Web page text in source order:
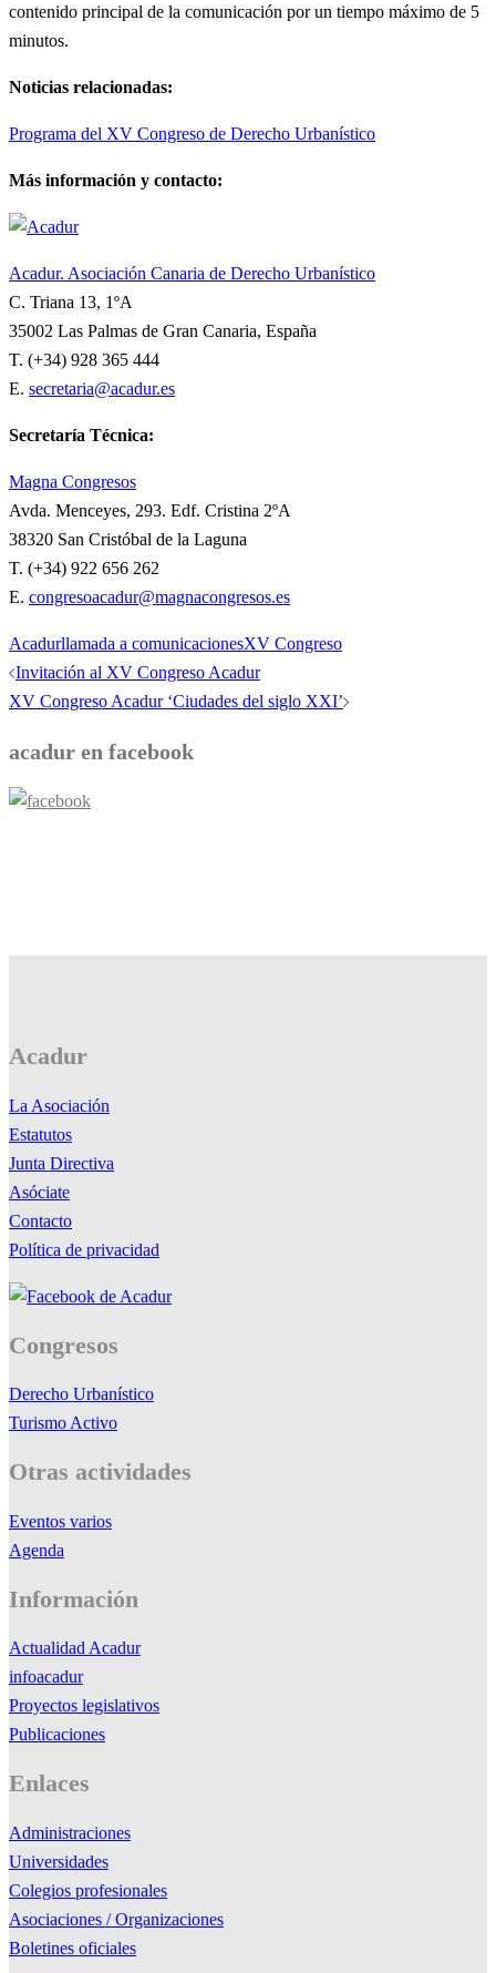
contenido principal de la comunicación por un tiempo máximo de 5
minutos.
Noticias relacionadas:
Programa del XV Congreso de Derecho Urbanístico
Más información y contacto:
Acadur. Asociación Canaria de Derecho Urbanístico
C. Triana 13, 1ºA
35002 Las Palmas de Gran Canaria, España
T. (+34) 928 365 444
E. secretaria@acadur.es
Secretaría Técnica:
Magna Congresos
Avda. Menceyes, 293. Edf. Cristina 2ºA
38320 San Cristóbal de la Laguna
T. (+34) 922 656 262
E. congresoacadur@magnacongresos.es
Acadurllamada a comunicacionesXV Congreso
Navegación
de
Invitación al XV Congreso Acadur
XV Congreso Acadur ‘Ciudades del siglo XXI’
acadur en facebook
Acadur
La Asociación
Estatutos
Junta Directiva
Asóciate
Contacto
Política de privacidad
Congresos
Derecho Urbanístico
Turismo Activo
Otras actividades
Eventos varios
Agenda
Información
Actualidad Acadur
infoacadur
Proyectos legislativos
Publicaciones
Enlaces
Administraciones
Universidades
Colegios profesionales
Asociaciones / Organizaciones
Boletines oficiales